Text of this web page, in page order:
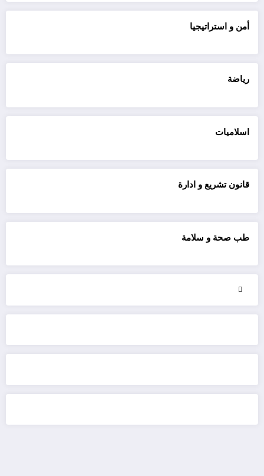
أمن و استراتيجيا
رياضة
اسلاميات
قانون تشريع و ادارة
طب صحة و سلامة